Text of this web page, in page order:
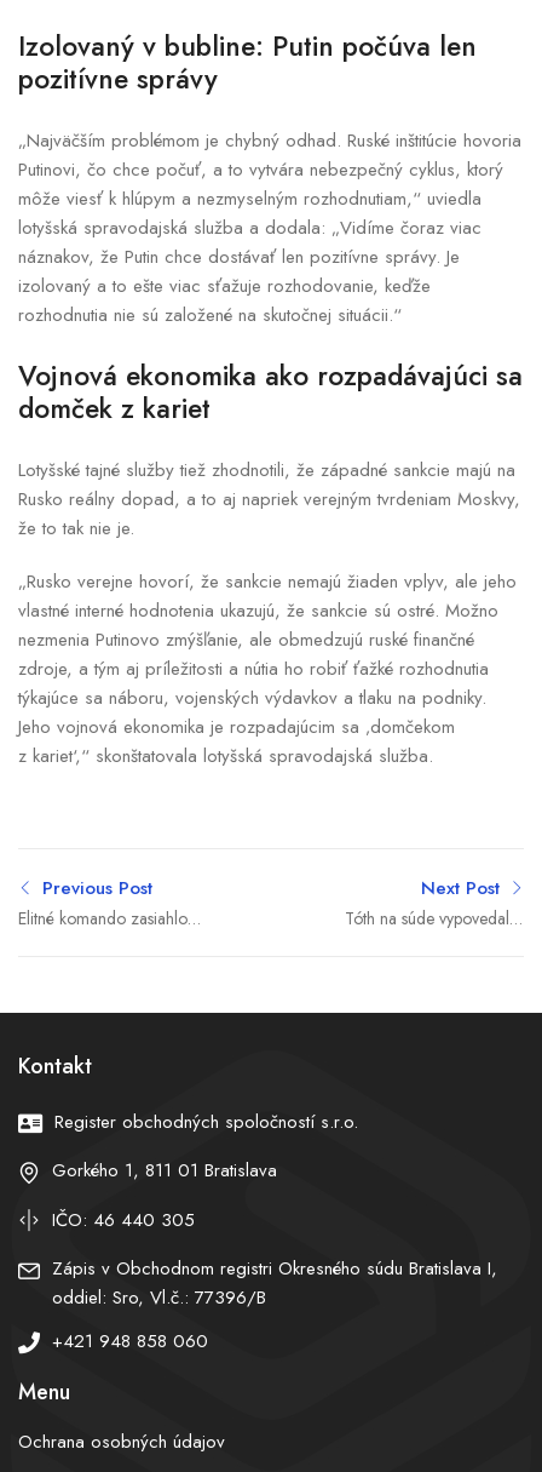
Izolovaný v bubline: Putin počúva len
pozitívne správy
„Najväčším problémom je chybný odhad. Ruské inštitúcie hovoria
Putinovi, čo chce počuť, a to vytvára nebezpečný cyklus, ktorý
môže viesť k hlúpym a nezmyselným rozhodnutiam,“ uviedla
lotyšská spravodajská služba a dodala: „Vidíme čoraz viac
náznakov, že Putin chce dostávať len pozitívne správy. Je
izolovaný a to ešte viac sťažuje rozhodovanie, keďže
rozhodnutia nie sú založené na skutočnej situácii.“
Vojnová ekonomika ako rozpadávajúci sa
domček z kariet
Lotyšské tajné služby tiež zhodnotili, že západné sankcie majú na
Rusko reálny dopad, a to aj napriek verejným tvrdeniam Moskvy,
že to tak nie je.
„Rusko verejne hovorí, že sankcie nemajú žiaden vplyv, ale jeho
vlastné interné hodnotenia ukazujú, že sankcie sú ostré. Možno
nezmenia Putinovo zmýšľanie, ale obmedzujú ruské finančné
zdroje, a tým aj príležitosti a nútia ho robiť ťažké rozhodnutia
týkajúce sa náboru, vojenských výdavkov a tlaku na podniky.
Jeho vojnová ekonomika je rozpadajúcim sa ‚domčekom
z kariet‘,“ skonštatovala lotyšská spravodajská služba.
Previous Post
Elitné komando zasiahlo
Next Post
Tóth na súde vypovedal o
Kontakt
Register obchodných spoločností s.r.o.
Gorkého 1, 811 01 Bratislava
IČO: 46 440 305
Zápis v Obchodnom registri Okresného súdu Bratislava I,
oddiel: Sro, Vl.č.: 77396/B
+421 948 858 060
Menu
Ochrana osobných údajov